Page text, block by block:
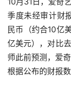
季度未经审计财
民币（约合10亿
亿美元），对比
师此前预测，爱
根据公布的财报